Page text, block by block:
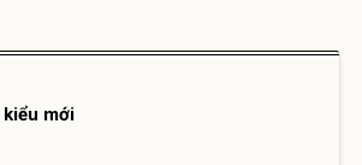
mới